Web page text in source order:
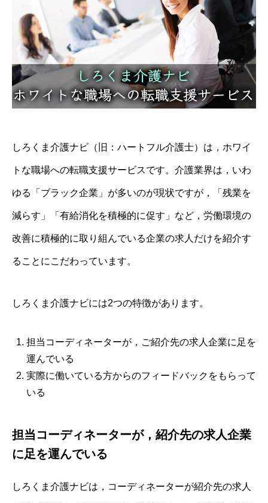
しろくま介護ナビ（旧：ハートフル介護士）は，ホワイ
トな職場への転職支援サービスです。介護業界は，いわ
ゆる「ブラック企業」が多いのが現状ですが，「残業を
減らす」「有給消化を積極的に促す」など，労働環境の
改善に積極的に取り組んでいる企業の求人だけを紹介す
ることにこだわっています。
しろくま介護ナビには2つの特徴があります。
担当コーディネーターが，ご紹介先の求人企業に足を
運んでいる
実際に働いている方からのフィードバックをもらって
いる
担当コーディネーターが，紹介先の求人企業
に足を運んでいる
しろくま介護ナビは，コーディネーターが紹介先の求人